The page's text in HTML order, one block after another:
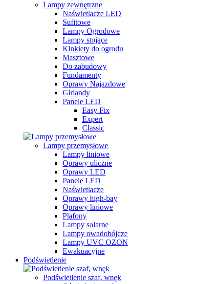
Lampy zewnętrzne
Naświetlacze LED
Sufitowe
Lampy Ogrodowe
Lampy stojące
Kinkiety do ogrodu
Masztowe
Do zabudowy
Fundamenty
Oprawy Najazdowe
Girlandy
Panele LED
Easy Fix
Expert
Classic
Lampy przemysłowe
Lampy liniowe
Oprawy uliczne
Oprawy LED
Panele LED
Naświetlacze
Oprawy high-bay
Oprawy liniowe
Plafony
Lampy solarne
Lampy owadobójcze
Lampy UVC OZON
Ewakuacyjne
Podświetlenie
Podświetlenie szaf, wnęk